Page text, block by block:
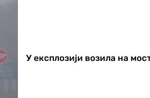
У експлозији возила на